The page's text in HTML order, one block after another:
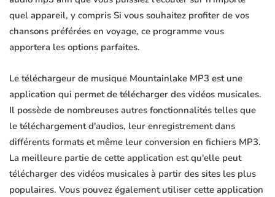
quel appareil, y compris Si vous souhaitez profiter de vos
chansons préférées en voyage, ce programme vous
apportera les options parfaites.
Le téléchargeur de musique Mountainlake MP3 est une
application qui permet de télécharger des vidéos musicales.
Il possède de nombreuses autres fonctionnalités telles que
le téléchargement d'audios, leur enregistrement dans
différents formats et même leur conversion en fichiers MP3.
La meilleure partie de cette application est qu'elle peut
télécharger des vidéos musicales à partir des sites les plus
populaires. Vous pouvez également utiliser cette application